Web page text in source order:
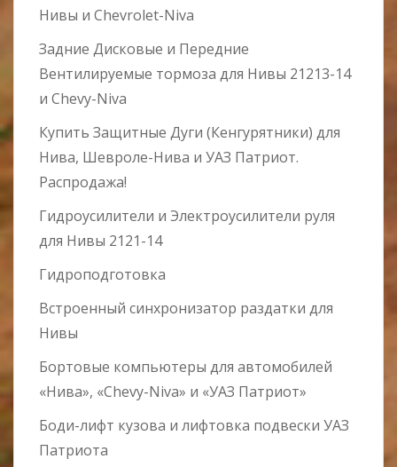
Нивы и Chevrolet-Niva
Задние Дисковые и Передние
Вентилируемые тормоза для Нивы 21213-14
и Chevy-Niva
Купить Защитные Дуги (Кенгурятники) для
Нива, Шевроле-Нива и УАЗ Патриот.
Распродажа!
Гидроусилители и Электроусилители руля
для Нивы 2121-14
Гидроподготовка
Встроенный синхронизатор раздатки для
Нивы
Бортовые компьютеры для автомобилей
«Нива», «Chevy-Niva» и «УАЗ Патриот»
Боди-лифт кузова и лифтовка подвески УАЗ
Патриота